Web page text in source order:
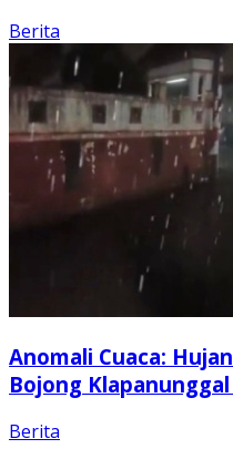
Berita
Anomali Cuaca:
Bojong
Berita